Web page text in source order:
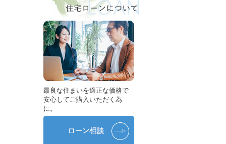
最良な住まいを適正な価格で
安心してご購入いただく為
に。